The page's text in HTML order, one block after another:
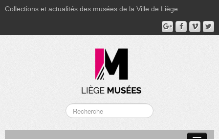
Collections et actualités des musées de la Ville de Liège